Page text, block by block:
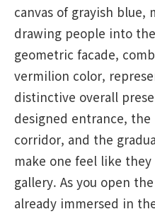
canvas of grayish blue,
drawing people into
geometric facade,
vermilion color,
distinctive overall
designed entrance,
corridor, and the
make one feel like
gallery. As you open
already immersed in